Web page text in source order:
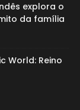
explora o
da família
World: Reino